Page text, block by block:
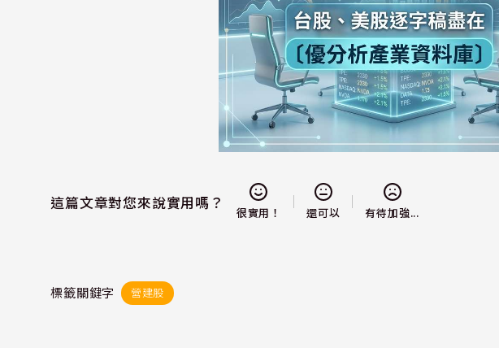
這篇文章對您來說實用嗎？
很實用！ 還可以 有待加強...
標籤關鍵字 營建股